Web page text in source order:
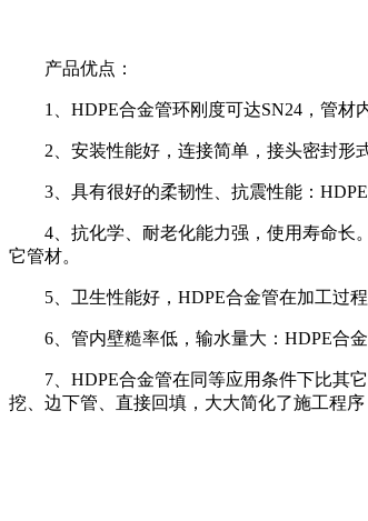
产品优点：
1、HDPE合金管环刚度可达SN24，管材
2、安装性能好，连接简单，接头密封形
3、具有很好的柔韧性、抗震性能：
4、抗化学、耐老化能力强，使用寿命长
它管材。
5、卫生性能好，HDPE合金管在加工过
6、管内壁糙率低，输水量大：HDPE合
7、HDPE合金管在同等应用条件下比其
挖、边下管、直接回填，大大简化了施工程序